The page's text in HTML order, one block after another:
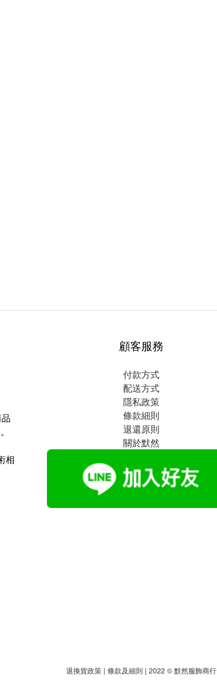
相
顧客服務
付款方式
配送方式
隱私政策
條款細則
退還原則
關於默然
退換貨政策 | 條款及細則 | 2022 © 默然服飾商行